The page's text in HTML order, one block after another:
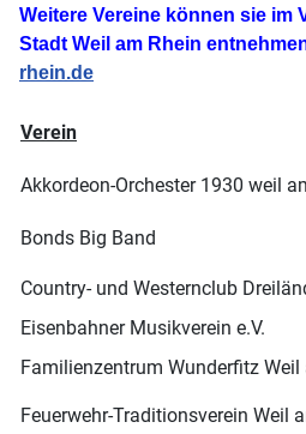
Weitere Vereine können sie im
Stadt Weil am Rhein
rhein.de
Verein
Akkordeon-Orchester 1930 weil
Bonds Big Band
Country- und Westernclub
Eisenbahner Musikverein e.V.
Familienzentrum Wunderfitz Weil
Feuerwehr-Traditionsverein Weil